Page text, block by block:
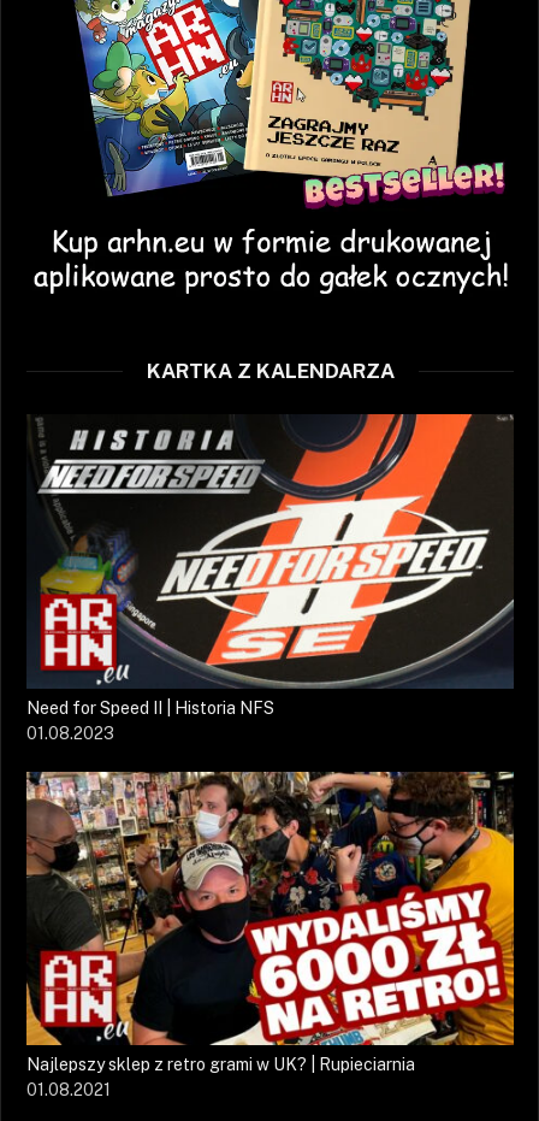
KARTKA Z KALENDARZA
Need for Speed II | Historia NFS
01.08.2023
Najlepszy sklep z retro grami w UK? | Rupieciarnia
01.08.2021